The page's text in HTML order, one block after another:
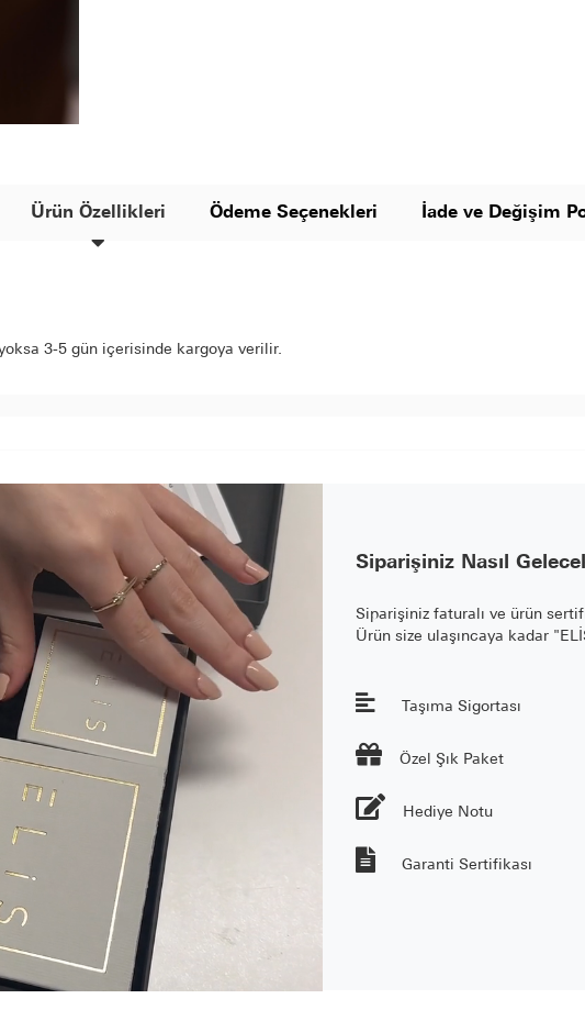
Ürün Özellikleri Ödeme Seçenekleri İade ve Değişim
3-5 gün içerisinde kargoya verilir.
Siparişiniz Nasıl
Siparişiniz faturalı ve ürün
Ürün size ulaşıncaya kadar
Taşıma Sigortası
 Özel Şık Paket
Hediye Notu
Garanti Sertifikası